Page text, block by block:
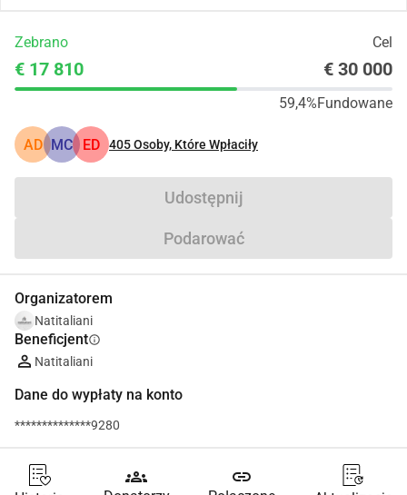
Zebrano Cel
€ 17 810 € 30 000
59,4%Fundowane
AD MC ED 405Osoby, Które Wpłaciły
Udostępnij
Podarować
Organizatorem
Natitaliani
Beneficjentinfo
Natitaliani
Dane do wypłaty na konto
**************9280
groups link